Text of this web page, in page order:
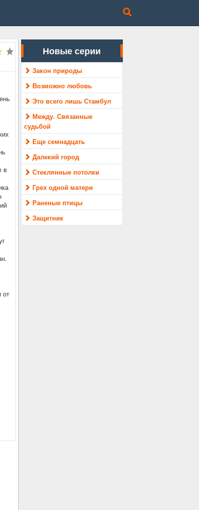
в
от
Новые серии
Закон природы
Возможно любовь
Это всего лишь Стамбул
Между. Связанные
судьбой
Еще семнадцать
Далекий город
Стеклянные потолки
Грех одной матери
Раненые птицы
Защитник